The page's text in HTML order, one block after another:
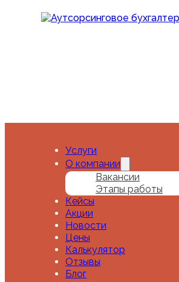
Перейти к основному содержанию
Услуги
О компании
Вакансии
Этапы работы
Кейсы
Акции
Новости
Цены
Калькулятор
Отзывы
Блог
Блог